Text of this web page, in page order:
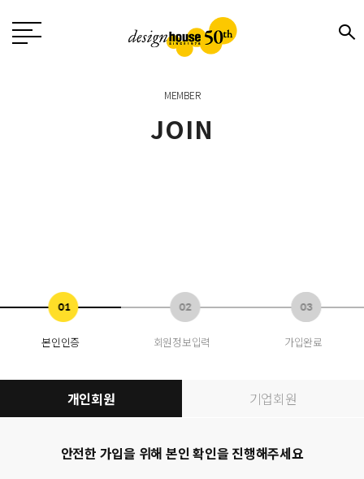
MEMBER
JOIN
본인인증 회원정보입력 가입완료
개인회원 기업회원
안전한 가입을 위해 본인 확인을 진행해주세요